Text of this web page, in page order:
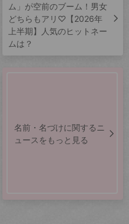
ム」が空前のブーム！男女
どちらもアリ♡【2026年
上半期】人気のヒットネー
ムは？
名前・名づけに関するニ
ュースをもっと見る